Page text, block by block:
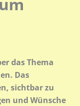
das Thema
Das
sichtbar zu
und Wünsche